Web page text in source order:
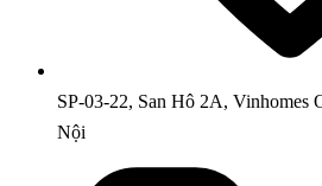
SP-03-22, San Hô 2A, Vinhomes
Nội